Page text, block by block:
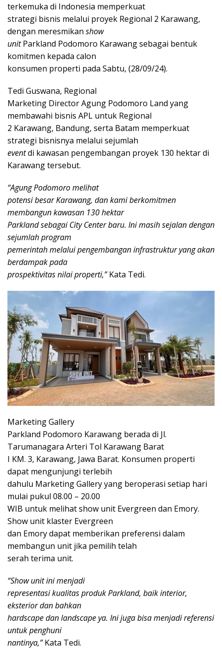
terkemuka di Indonesia memperkuat
strategi bisnis melalui proyek Regional 2 Karawang,
dengan meresmikan show
unitParkland Podomoro Karawang sebagai bentuk
komitmen kepada calon
konsumen properti pada Sabtu, (28/09/24).
Tedi Guswana, Regional
Marketing Director Agung Podomoro Land yang
membawahi bisnis APL untuk Regional
2 Karawang, Bandung, serta Batam memperkuat
strategi bisnisnya melalui sejumlah
eventdi kawasan pengembangan proyek 130 hektar di
Karawang tersebut.
“Agung Podomoro melihat
potensi besar Karawang, dan kami berkomitmen
membangun kawasan 130 hektar
Parkland sebagai City Center baru. Ini masih sejalan dengan
sejumlah program
pemerintah melalui pengembangan infrastruktur yang akan
berdampak pada
prospektivitas nilai properti,”Kata Tedi.
Marketing Gallery
Parkland Podomoro Karawang berada di Jl.
Tarumanagara Arteri Tol Karawang Barat
I KM. 3, Karawang, Jawa Barat. Konsumen properti
dapat mengunjungi terlebih
dahulu Marketing Gallery yang beroperasi setiap hari
mulai pukul 08.00 – 20.00
WIB untuk melihat show unit Evergreen dan Emory.
Show unit klaster Evergreen
dan Emory dapat memberikan preferensi dalam
membangun unit jika pemilih telah
serah terima unit.
“Show unit ini menjadi
representasi kualitas produk Parkland, baik interior,
eksterior dan bahkan
hardscape dan landscape ya. Ini juga bisa menjadi referensi
untuk penghuni
nantinya,”Kata Tedi.